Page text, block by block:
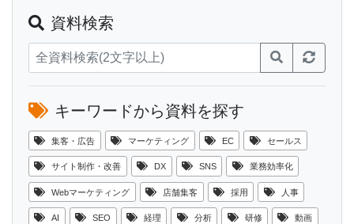
資料検索
キーワードから資料を探す
集客・広告 マーケティング EC セールス
サイト制作・改善 DX SNS 業務効率化
Webマーケティング 店舗集客 採用 人事
AI SEO 経理 分析 研修 動画